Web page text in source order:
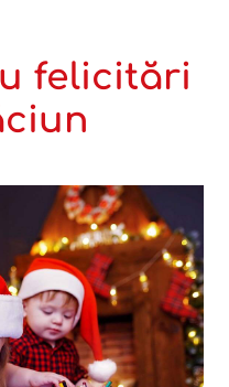
felicitări